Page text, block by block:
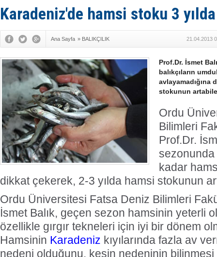
Denizlerin
Karadeniz'de hamsi stoku 3
Ana Sayfa » BALIKÇILIK 21.04.2013
Prof.Dr. İsmet
balıkçıların
avlayamadığına
stokunun
Ordu
Bilimleri
Prof.Dr.
sezonunda
kadar
dikkat çekerek, 2-3 yılda hamsi stokunun
Ordu Üniversitesi Fatsa Deniz Bilimleri
İsmet Balık, geçen sezon hamsinin yeterli
özellikle gırgır tekneleri için iyi bir dönem
Hamsinin Karadeniz kıyılarında fazla av
nedeni olduğunu, kesin nedeninin